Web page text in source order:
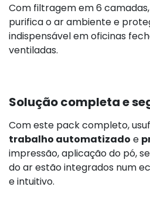
Com filtragem em 6
purifica o ar ambiente e
indispensável em oficinas
ventiladas.
Solução completa e
Com este pack completo,
trabalho automatizado e
impressão, aplicação do pó,
do ar estão integrados num
e intuitivo.